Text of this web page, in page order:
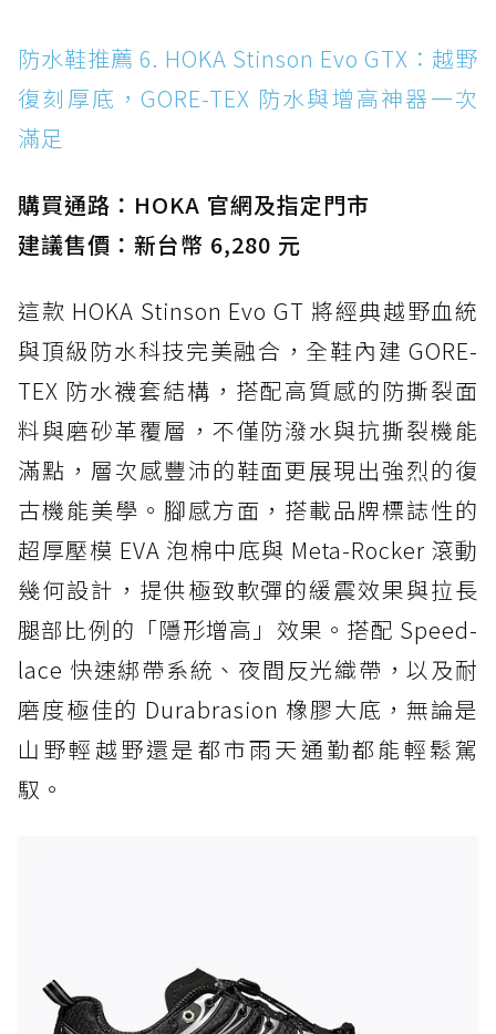
防水鞋推薦 6. HOKA Stinson Evo GTX：越野
復刻厚底，GORE-TEX 防水與增高神器一次
滿足
購買通路：HOKA 官網及指定門市
建議售價：新台幣 6,280 元
這款 HOKA Stinson Evo GT 將經典越野血統
與頂級防水科技完美融合，全鞋內建 GORE-
TEX 防水襪套結構，搭配高質感的防撕裂面
料與磨砂革覆層，不僅防潑水與抗撕裂機能
滿點，層次感豐沛的鞋面更展現出強烈的復
古機能美學。腳感方面，搭載品牌標誌性的
超厚壓模 EVA 泡棉中底與 Meta-Rocker 滾動
幾何設計，提供極致軟彈的緩震效果與拉長
腿部比例的「隱形增高」效果。搭配 Speed-
lace 快速綁帶系統、夜間反光織帶，以及耐
磨度極佳的 Durabrasion 橡膠大底，無論是
山野輕越野還是都市雨天通勤都能輕鬆駕
馭。